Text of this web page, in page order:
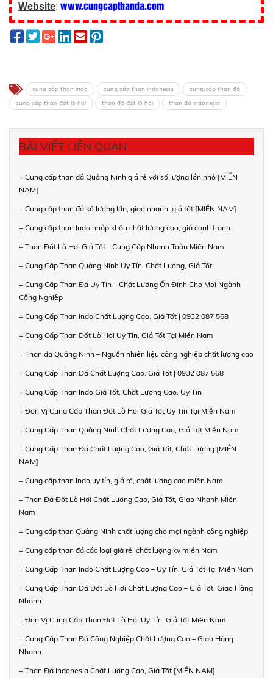
Website: www.cungcapthanda.com
cung cấp than indo cung cấp than indonesia
cung cấp than đá
cung cấp than đốt lò hơi
than đá đốt lò hơi than đá indonesia
BÀI VIẾT LIÊN QUAN
+ Cung cấp than đá Quảng Ninh giá rẻ với số lượng lớn nhỏ [MIỀN
NAM]
+ Cung cấp than đá số lượng lớn, giao nhanh, giá tốt [MIỀN NAM]
+ Cung cấp than Indo nhập khẩu chất lượng cao, giá cạnh tranh
+ Than Đốt Lò Hơi Giá Tốt - Cung Cấp Nhanh Toàn Miền Nam
+ Cung Cấp Than Quảng Ninh Uy Tín, Chất Lượng, Giá Tốt
+ Cung Cấp Than Đá Uy Tín – Chất Lượng Ổn Định Cho Mọi Ngành
Công Nghiệp
+ Cung Cấp Than Indo Chất Lượng Cao, Giá Tốt | 0932 087 568
+ Cung Cấp Than Đốt Lò Hơi Uy Tín, Giá Tốt Tại Miền Nam
+ Than đá Quảng Ninh – Nguồn nhiên liệu công nghiệp chất lượng cao
+ Cung Cấp Than Đá Chất Lượng Cao, Giá Tốt | 0932 087 568
+ Cung Cấp Than Indo Giá Tốt, Chất Lượng Cao, Uy Tín
+ Đơn Vị Cung Cấp Than Đốt Lò Hơi Giá Tốt Uy Tín Tại Miền Nam
+ Cung Cấp Than Quảng Ninh Chất Lượng Cao, Giá Tốt Miền Nam
+ Cung Cấp Than Đá Chất Lượng Cao, Giá Tốt, Chất Lượng [MIỀN
NAM]
+ Cung cấp than Indo uy tín, giá rẻ, chất lượng cao miền Nam
+ Than Đá Đốt Lò Hơi Chất Lượng Cao, Giá Tốt, Giao Nhanh Miền
Nam
+ Cung cấp than Quảng Ninh chất lượng cho mọi ngành công nghiệp
+ Cung cấp than đá các loại giá rẻ, chất lượng kv miền Nam
+ Cung Cấp Than Indo Chất Lượng Cao – Uy Tín, Giá Tốt Tại Miền Nam
+ Cung Cấp Than Đá Đốt Lò Hơi Chất Lượng Cao – Giá Tốt, Giao Hàng
Nhanh
+ Đơn Vị Cung Cấp Than Đốt Lò Hơi Uy Tín, Giá Tốt Miền Nam
+ Cung Cấp Than Đá Công Nghiệp Chất Lượng Cao – Giao Hàng
Nhanh
+ Than Đá Indonesia Chất Lượng Cao, Giá Tốt [MIỀN NAM]